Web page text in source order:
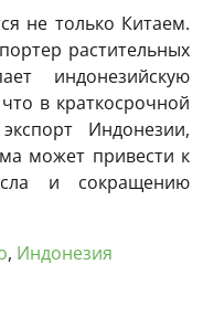
не только Китаем.
растительных
индонезийскую
в краткосрочной
Индонезии,
может привести к
и сокращению
, Индонезия